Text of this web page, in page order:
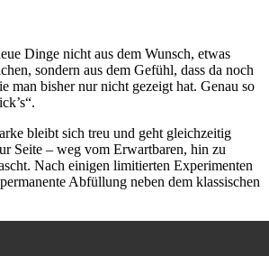
Dinge nicht aus dem Wunsch, etwas
sondern aus dem Gefühl, dass da noch
man bisher nur nicht gezeigt hat. Genau so
bleibt sich treu und geht gleichzeitig
Seite – weg vom Erwartbaren, hin zu
Nach einigen limitierten Experimenten
Abfüllung neben dem klassischen